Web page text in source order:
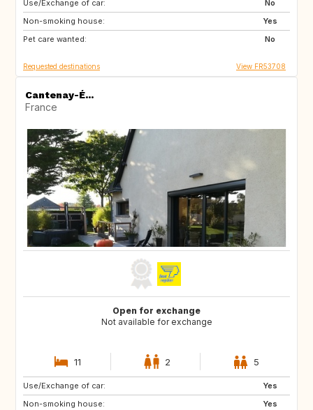
Use/Exchange of car:
No
Non-smoking house:
Yes
Pet care wanted:
No
GR
Requested destinations View FR53708
Cantenay-É...
France
Open for exchange
Not available for exchange
11 2 5
Use/Exchange of car:
Yes
Non-smoking house:
Yes
CA